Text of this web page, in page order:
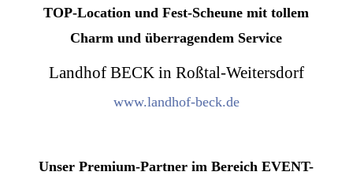
TOP-Location und Fest-Scheune mit tollem
Charm und überragendem Service
Landhof BECK in Roßtal-Weitersdorf
www.landhof-beck.de
Unser Premium-Partner im Bereich EVENT-